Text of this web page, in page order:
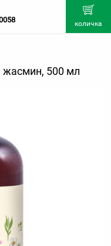
количка
жасмин, 500 мл